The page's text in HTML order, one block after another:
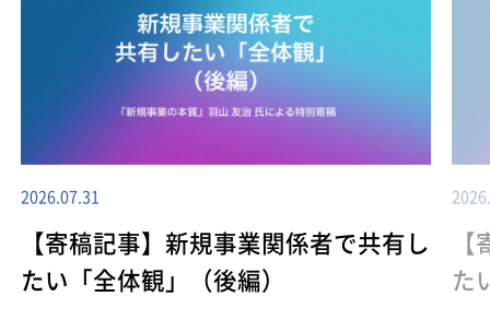
2026.07.31
【寄稿記事】新規事業関係者で共有し
たい「全体観」（後編）
た